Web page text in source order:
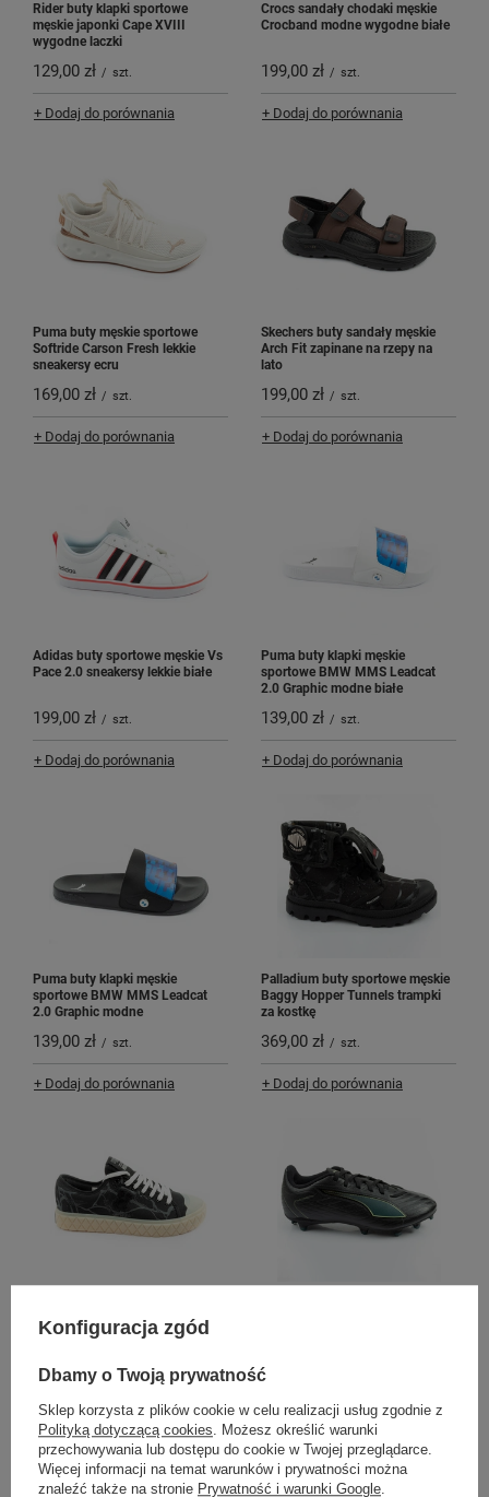
Rider buty klapki sportowe
męskie japonki Cape XVIII
wygodne laczki
129,00 zł / szt.
+ Dodaj do porównania
Crocs sandały chodaki męskie
Crocband modne wygodne białe
199,00 zł / szt.
+ Dodaj do porównania
Puma buty męskie sportowe
Softride Carson Fresh lekkie
sneakersy ecru
169,00 zł / szt.
+ Dodaj do porównania
Skechers buty sandały męskie
Arch Fit zapinane na rzepy na
lato
199,00 zł / szt.
+ Dodaj do porównania
Adidas buty sportowe męskie Vs
Pace 2.0 sneakersy lekkie białe
199,00 zł / szt.
+ Dodaj do porównania
Puma buty klapki męskie
sportowe BMW MMS Leadcat
2.0 Graphic modne białe
139,00 zł / szt.
+ Dodaj do porównania
Puma buty klapki męskie
sportowe BMW MMS Leadcat
2.0 Graphic modne
139,00 zł / szt.
+ Dodaj do porównania
Palladium buty sportowe męskie
Baggy Hopper Tunnels trampki
za kostkę
369,00 zł / szt.
+ Dodaj do porównania
Palla Ace trampki Stronger
Things
299,00 zł szt.
+ Dodaj do porównania
139,00 zł
+ Dodaj do porównania
Konfiguracja zgód
Dbamy o Twoją prywatność
Sklep korzysta z plików cookie w celu realizacji usług zgodnie z
Polityką dotyczącą cookies . Możesz określić warunki
przechowywania lub dostępu do cookie w Twojej przeglądarce.
Więcej informacji na temat warunków i prywatności można
znaleźć także na stronie Prywatność i warunki Google